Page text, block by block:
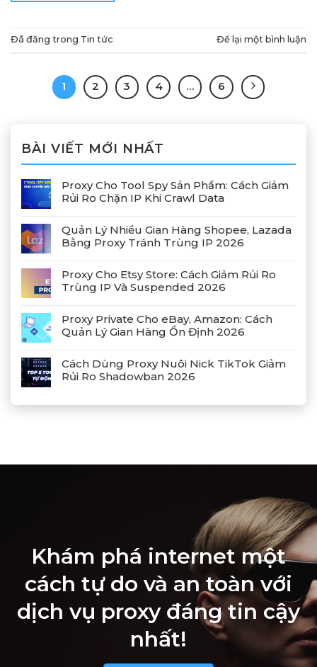
Đã đăng trong Tin tức Để lại một bình luận
1 2 3 4 … 6
BÀI VIẾT MỚI NHẤT
Proxy Cho Tool Spy Sản Phẩm: Cách Giảm
Rủi Ro Chặn IP Khi Crawl Data
Quản Lý Nhiều Gian Hàng Shopee, Lazada
Bằng Proxy Tránh Trùng IP 2026
Proxy Cho Etsy Store: Cách Giảm Rủi Ro
Trùng IP Và Suspended 2026
Proxy Private Cho eBay, Amazon: Cách
Quản Lý Gian Hàng Ổn Định 2026
Cách Dùng Proxy Nuôi Nick TikTok Giảm
Rủi Ro Shadowban 2026
Khám phá internet một
cách tự do và an toàn với
dịch vụ proxy đáng tin cậy
nhất!